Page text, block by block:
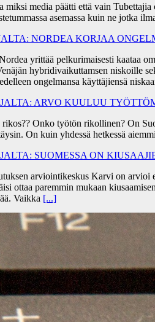
miksi media päätti että vain
asemassa kuin ne jotka
NORDEA KORJAA
yrittää pelkurimaisesti kaataa
hybridivaikuttamsen niskoille
ongelmansa käyttäjiensä
ARVO KUULUU
Onko työtön rikollinen? On
On kuin yhdessä hetkessä
SUOMESSA ON
arviointikeskus Karvi on arvioi
ottaa paremmin mukaan
Vaikka [...]